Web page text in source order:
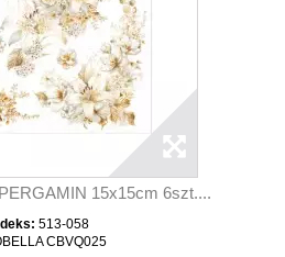
15x15cm 6szt....
513-058
CBVQ025